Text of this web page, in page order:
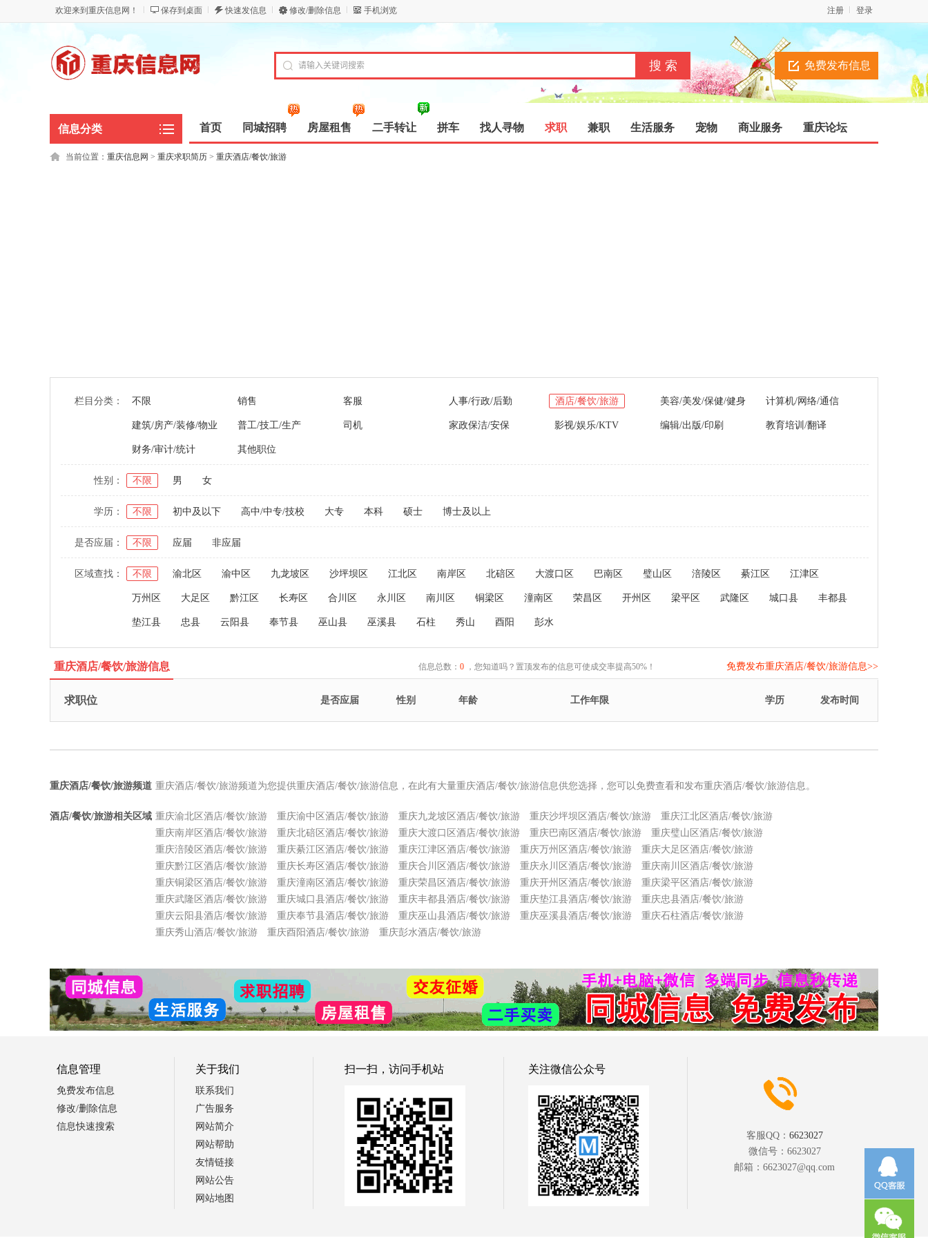
欢迎来到重庆信息网！ 保存到桌面 快速发信息 修改/删除信息 手机浏览 登录
注册
免费发布信息
信息分类 首页 同城招聘 房屋租售 二手转让 拼车 找人寻物 求职 兼职 生活服务 宠物 商业服务 重庆论坛
当前位置： 重庆信息网 > 重庆求职简历 > 重庆酒店/餐饮/旅游
栏目分类： 不限 销售 客服 人事/行政/后勤 酒店/餐饮/旅游 美容/美发/保健/健身 计算机/网络/通信
建筑/房产/装修/物业 普工/技工/生产 司机 家政保洁/安保 影视/娱乐/KTV 编辑/出版/印刷 教育培训/翻译
财务/审计/统计 其他职位
性别： 不限 男 女
学历： 不限 初中及以下 高中/中专/技校 大专 本科 硕士 博士及以上
是否应届： 不限 应届 非应届
区域查找： 不限 渝北区 渝中区 九龙坡区 沙坪坝区 江北区 南岸区 北碚区 大渡口区 巴南区 璧山区 涪陵区 綦江区 江津区
万州区 大足区 黔江区 长寿区 合川区 永川区 南川区 铜梁区 潼南区 荣昌区 开州区 梁平区 武隆区 城口县 丰都县
垫江县 忠县 云阳县 奉节县 巫山县 巫溪县 石柱 秀山 酉阳 彭水
重庆酒店/餐饮/旅游信息 信息总数： 0，您知道吗？置顶发布的信息可使成交率提高50%！ 免费发布重庆酒店/餐饮/旅游信息>>
求职位 发布时间
是否应届 性别 年龄 学历
工作年限
重庆酒店/餐饮/旅游频道 重庆酒店/餐饮/旅游频道为您提供重庆酒店/餐饮/旅游信息，在此有大量重庆酒店/餐饮/旅游信息供您选择，您可以免费查看和发布重庆酒店/餐饮/旅游信息。
酒店/餐饮/旅游相关区域 重庆渝北区酒店/餐饮/旅游 重庆渝中区酒店/餐饮/旅游 重庆九龙坡区酒店/餐饮/旅游 重庆沙坪坝区酒店/餐饮/旅游
重庆江北区酒店/餐饮/旅游
重庆南岸区酒店/餐饮/旅游
重庆北碚区酒店/餐饮/旅游 重庆大渡口区酒店/餐饮/旅游 重庆巴南区酒店/餐饮/旅游
重庆璧山区酒店/餐饮/旅游
重庆涪陵区酒店/餐饮/旅游
重庆綦江区酒店/餐饮/旅游 重庆江津区酒店/餐饮/旅游 重庆万州区酒店/餐饮/旅游
重庆大足区酒店/餐饮/旅游
重庆黔江区酒店/餐饮/旅游
重庆长寿区酒店/餐饮/旅游 重庆合川区酒店/餐饮/旅游 重庆永川区酒店/餐饮/旅游
重庆南川区酒店/餐饮/旅游
重庆铜梁区酒店/餐饮/旅游
重庆潼南区酒店/餐饮/旅游 重庆荣昌区酒店/餐饮/旅游 重庆开州区酒店/餐饮/旅游
重庆梁平区酒店/餐饮/旅游
重庆武隆区酒店/餐饮/旅游
重庆城口县酒店/餐饮/旅游 重庆丰都县酒店/餐饮/旅游 重庆垫江县酒店/餐饮/旅游
重庆忠县酒店/餐饮/旅游
重庆云阳县酒店/餐饮/旅游
重庆奉节县酒店/餐饮/旅游 重庆巫山县酒店/餐饮/旅游 重庆巫溪县酒店/餐饮/旅游
重庆石柱酒店/餐饮/旅游
重庆秀山酒店/餐饮/旅游
重庆酉阳酒店/餐饮/旅游 重庆彭水酒店/餐饮/旅游
信息管理
免费发布信息
修改/删除信息
信息快速搜索
关于我们
联系我们
广告服务
网站简介
网站帮助
友情链接
网站公告
网站地图
扫一扫，访问手机站 关注微信公众号
客服QQ： 6623027
微信号： 6623027
邮箱： 6623027@qq.com